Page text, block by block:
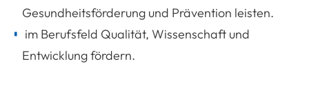
Gesundheitsförderung und Prävention leisten.
im Berufsfeld Qualität, Wissenschaft und
Entwicklung fördern.